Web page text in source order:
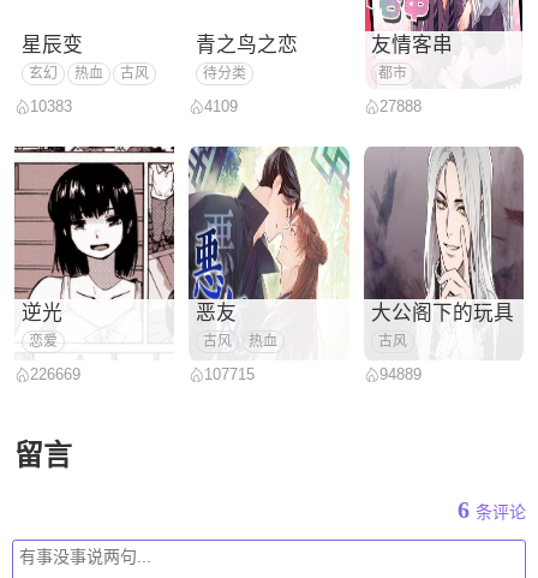
星辰变
玄幻 热血 古风
10383
青之鸟之恋
待分类
4109
友情客串
都市
27888
逆光
恋爱
226669
恶友
古风 热血
107715
大公阁下的玩具
古风
94889
留言
6 条评论